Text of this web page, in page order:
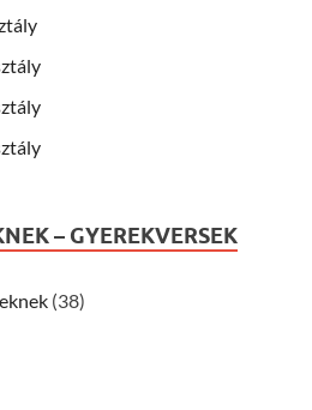
– GYEREKVERSEK
(38)